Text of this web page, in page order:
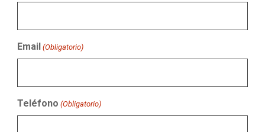
Email (Obligatorio)
Teléfono (Obligatorio)